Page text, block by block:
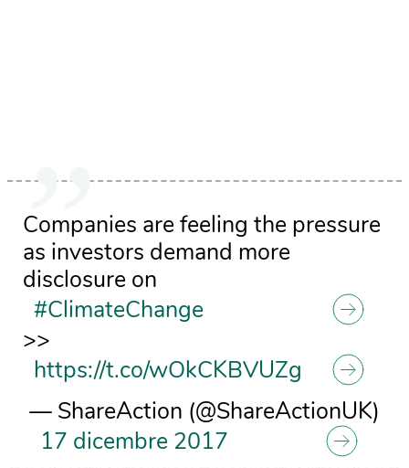
Companies are feeling the pressure
as investors demand more
disclosure on
#ClimateChange
>>
https://t.co/wOkCKBVUZg
— ShareAction (@ShareActionUK)
17 dicembre 2017